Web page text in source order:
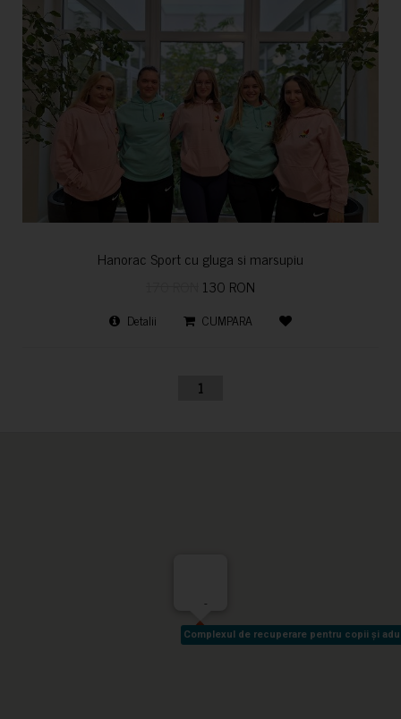
Hanorac Sport cu gluga si marsupiu
130 RON
Detalii CUMPARA
1
Complexul de recuperare pentru copii și
Complexul de recuperare pentru copii și
-